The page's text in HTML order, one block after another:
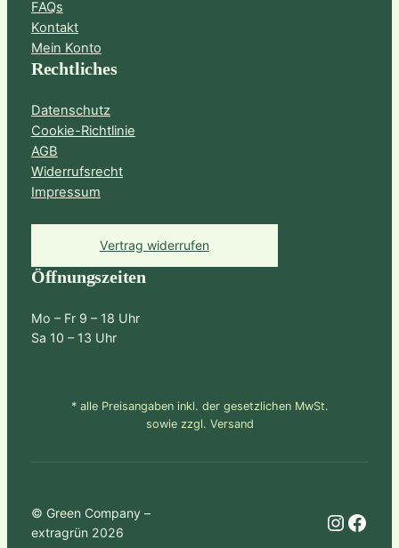
FAQs
Kontakt
Mein Konto
Rechtliches
Datenschutz
Cookie-Richtlinie
AGB
Widerrufsrecht
Impressum
Vertrag widerrufen
Öffnungszeiten
Mo – Fr 9 – 18 Uhr
Sa 10 – 13 Uhr
* alle Preisangaben inkl. der gesetzlichen MwSt.
sowie zzgl. Versand
© Green Company –
extragrün 2026
Instagram Facebook